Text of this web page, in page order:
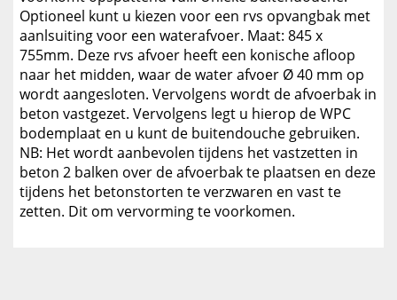
Optioneel kunt u kiezen voor een rvs opvangbak met
aanlsuiting voor een waterafvoer. Maat: 845 x
755mm. Deze rvs afvoer heeft een konische afloop
naar het midden, waar de water afvoer Ø 40 mm op
wordt aangesloten. Vervolgens wordt de afvoerbak in
beton vastgezet. Vervolgens legt u hierop de WPC
bodemplaat en u kunt de buitendouche gebruiken.
NB: Het wordt aanbevolen tijdens het vastzetten in
beton 2 balken over de afvoerbak te plaatsen en deze
tijdens het betonstorten te verzwaren en vast te
zetten. Dit om vervorming te voorkomen.